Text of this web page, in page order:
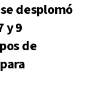
desplomó
y 9
de